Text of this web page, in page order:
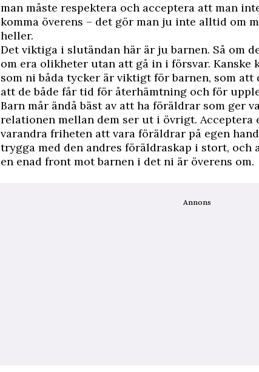
man måste respektera och acceptera att man
komma överens – det gör man ju inte alltid om
heller.
Det viktiga i slutändan här är ju barnen. Så om
om era olikheter utan att gå in i försvar. Kanske
som ni båda tycker är viktigt för barnen, som att
att de både får tid för återhämtning och för
Barn mår ändå bäst av att ha föräldrar som ger
relationen mellan dem ser ut i övrigt. Acceptera
varandra friheten att vara föräldrar på egen
trygga med den andres föräldraskap i stort, och
en enad front mot barnen i det ni är överens om.
Annons